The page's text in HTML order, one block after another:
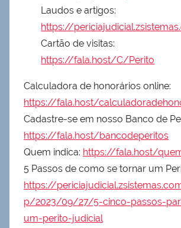
Laudos e artigos:
https://
Cartão de visitas:
https://fala.host/C/Perito
Calculadora de honorários online:
https://fala.host/
Cadastre-se em nosso Banco de
https://fala.host/bancodeperitos
Quem indica: https://fala.host/
5 Passos de como se tornar um
https://
p/2023/09/27/5-cinco-passos-
um-perito-judicial